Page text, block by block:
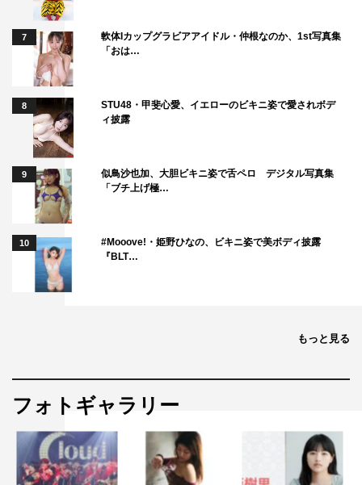
初！ 記念すべき第一号となっていただきました。
世代もKAT-TUNとほぼ同じなので、息の合った旅になっ
ています！
2週にわたってお送りしますが、KAT-TUNに負けず劣らず
NEWSのお二人もこの旅を戸惑いながら満喫されていま
す！ NEWSの小山さんは、また『タメ旅＋』に参加する
ことになったら前日に十分な睡眠を取ってから参加される
そうです（笑）。
『KAT-TUNの世界一タメになる旅！＋（プラス）』
TBS
6月12日（水）深1時28分～
6月19日（水）深1時30分～
KAT-TUN NEWS
7
軟体Iカップグラビアアイドル・仲根なのか、1st写真集
「おは…
8
STU48・甲斐心愛、イエローのビキニ姿で愛されボデ
ィ披露
9
似鳥沙也加、大胆ビキニ姿で舌ペロ デジタル写真集
「ブチ上げ極…
10
#Mooove!・姫野ひなの、ビキニ姿で美ボディ披露
『BLT…
もっと見る
フォトギャラリー